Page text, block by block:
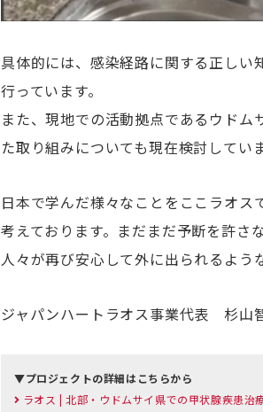
具体的には、感染経路に関する正し
行っています。
また、現地での活動拠点であるウド
た取り組みについても現在検討していま
日本で学んだ様々なことをここラオ
考えております。まだまだ予断を許さ
人々が再び安心して外に出られるよう
ジャパンハートラオス事業代表 杉山
▼プロジェクトの詳細はこちらから
ラオス | 北部・ウドムサイ県での甲状腺疾患治